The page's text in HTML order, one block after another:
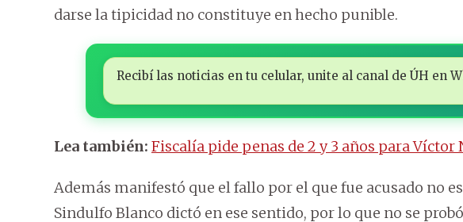
darse la tipicidad no constituye en hecho punible.
Recibí las noticias en tu celular, unite al canal de ÚH en
Lea también: Fiscalía pide penas de 2 y 3 años para
Además manifestó que el fallo por el que fue acusado no
Sindulfo Blanco dictó en ese sentido, por lo que no se